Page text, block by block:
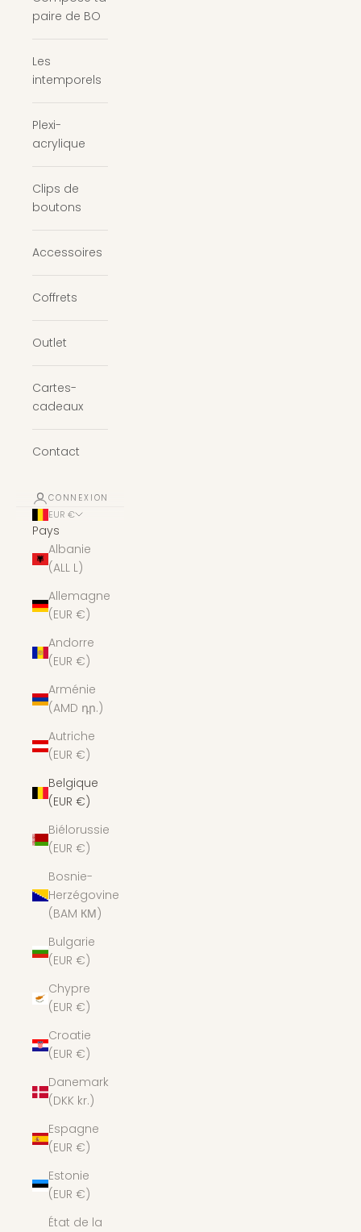
paire de BO
Les
intemporels
Plexi-
acrylique
Clips de
boutons
Accessoires
Coffrets
Outlet
Cartes-
cadeaux
Contact
CONNEXION
EUR €
Pays
Albanie
(ALL L)
Allemagne
(EUR €)
Andorre
(EUR €)
Arménie
(AMD դր.)
Autriche
(EUR €)
Belgique
(EUR €)
Biélorussie
(EUR €)
Bosnie-
Herzégovine
(BAM КМ)
Bulgarie
(EUR €)
Chypre
(EUR €)
Croatie
(EUR €)
Danemark
(DKK kr.)
Espagne
(EUR €)
Estonie
(EUR €)
État de la